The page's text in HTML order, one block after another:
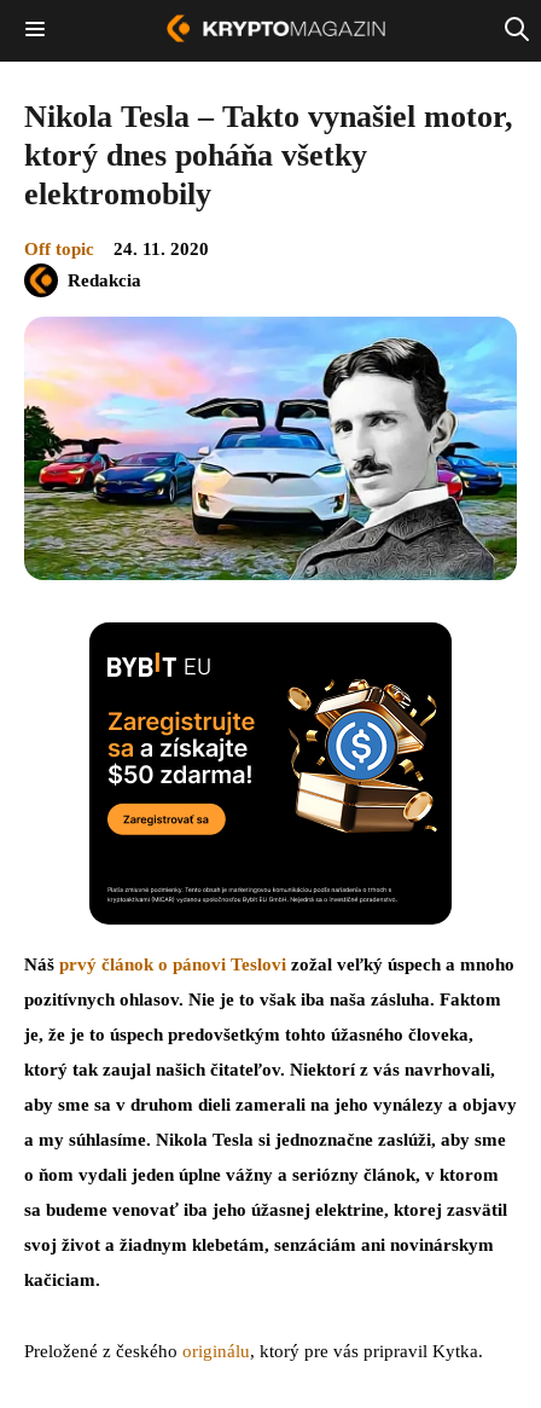
Nikola Tesla – Takto vynašiel motor,
ktorý dnes poháňa všetky
elektromobily
Off topic
24. 11. 2020
Redakcia
Náš prvý článok o pánovi Teslovi zožal veľký úspech a mnoho
pozitívnych ohlasov. Nie je to však iba naša zásluha. Faktom
je, že je to úspech predovšetkým tohto úžasného človeka,
ktorý tak zaujal našich čitateľov. Niektorí z vás navrhovali,
aby sme sa v druhom dieli zamerali na jeho vynálezy a objavy
a my súhlasíme. Nikola Tesla si jednoznačne zaslúži, aby sme
o ňom vydali jeden úplne vážny a seriózny článok, v ktorom
sa budeme venovať iba jeho úžasnej elektrine, ktorej zasvätil
svoj život a žiadnym klebetám, senzáciám ani novinárskym
kačiciam.
Preložené z českého originálu, ktorý pre vás pripravil Kytka.